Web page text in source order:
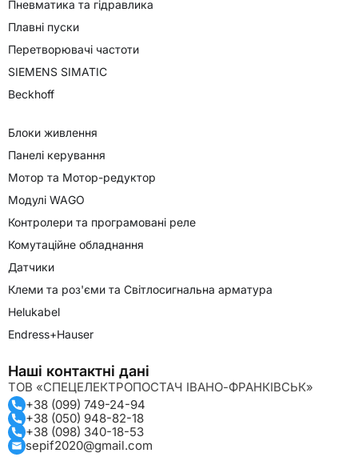
Пневматика та гідравлика
Плавні пуски
Перетворювачі частоти
SIEMENS SIMATIC
Beckhoff
Блоки живлення
Панелі керування
Мотор та Мотор-редуктор
Модулі WAGO
Контролери та програмовані реле
Комутаційне обладнання
Датчики
Клеми та роз'єми та Світлосигнальна арматура
Helukabel
Endress+Hauser
Наші контактні дані
ТОВ «СПЕЦЕЛЕКТРОПОСТАЧ ІВАНО-ФРАНКІВСЬК»
+38 (099) 749-24-94
+38 (050) 948-82-18
+38 (098) 340-18-53
sepif2020@gmail.com